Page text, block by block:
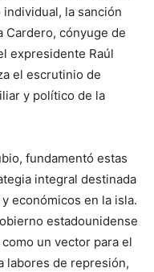
la sanción
Cardero, cónyuge de
expresidente Raúl
el escrutinio de
y político de la
fundamentó estas
integral destinada
económicos en la isla.
estadounidense
un vector para el
labores de represión,